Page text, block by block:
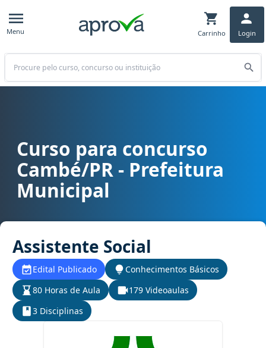
Menu Carrinho Login
Buscar
Curso para concurso Cambé/PR - Prefeitura Municipal cargo
Curso para concurso
Cambé/PR - Prefeitura
Municipal
Assistente Social
Edital Publicado
Conhecimentos Básicos
80 Horas de Aula
179 Videoaulas
3 Disciplinas